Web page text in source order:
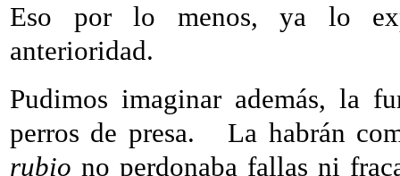
Eso por lo menos, ya lo
anterioridad.
Pudimos imaginar además, la
perros de presa.
La habrán
rubio no perdonaba fallas ni